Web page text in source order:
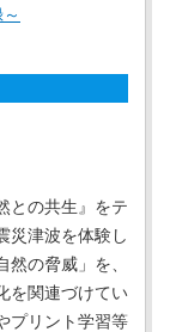
との共生』をテ
災津波を体験し
の脅威」を、
を関連づけてい
プリント学習等